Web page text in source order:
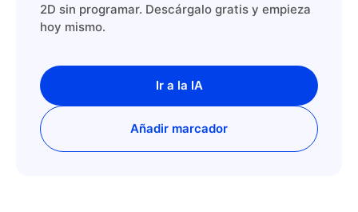
2D sin programar. Descárgalo gratis y empieza
hoy mismo.
Ir a la IA
Añadir marcador